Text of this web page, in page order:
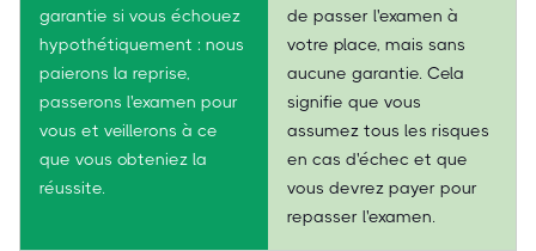
garantie si vous échouez
hypothétiquement : nous
paierons la reprise,
passerons l'examen pour
vous et veillerons à ce
que vous obteniez la
réussite.
de passer l'examen à
votre place, mais sans
aucune garantie. Cela
signifie que vous
assumez tous les risques
en cas d'échec et que
vous devrez payer pour
repasser l'examen.